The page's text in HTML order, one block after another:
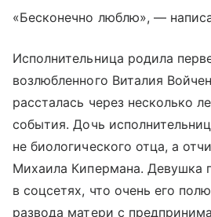
«Бесконечно люблю», —
Исполнительница родила
возлюбленного Виталия
рассталась через несколько
события. Дочь
не биологического отца, а
Михаила Кипермана. Девушка
в соцсетях, что очень его
развода матери с